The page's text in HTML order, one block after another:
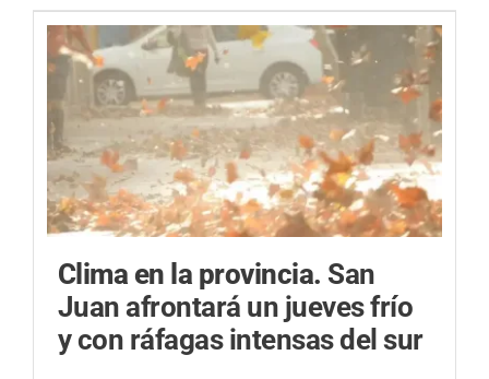
Clima en la provincia. San
Juan afrontará un jueves frío
y con ráfagas intensas del sur